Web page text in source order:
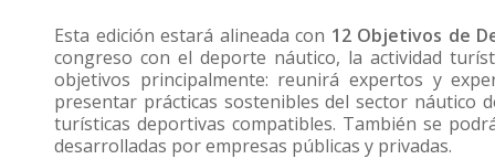
Esta edición estará alineada con 12 Objetivos de
congreso con el deporte náutico, la actividad
objetivos principalmente: reunirá expertos y
presentar prácticas sostenibles del sector náutico
turísticas deportivas compatibles. También se
desarrolladas por empresas públicas y privadas.